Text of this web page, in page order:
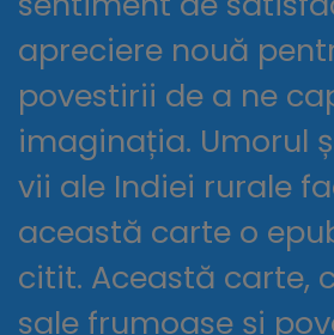
apreciere nouă
povestirii de a ne
imaginația. Umorul
vii ale Indiei rurale
această carte o
citit. Această carte,
sale frumoase și